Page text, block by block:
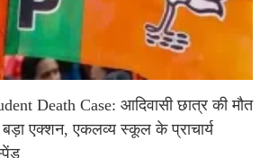
Death Case: आदिवासी छात्र की मौत
एक्शन, एकलव्य स्कूल के प्राचार्य